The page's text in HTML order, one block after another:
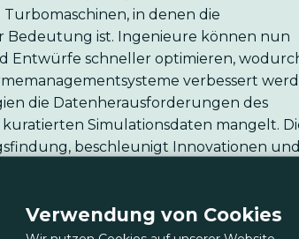
in denen die
Bedeutung ist. Ingenieure können nun
Entwürfe schneller optimieren,
verbessert
die Datenherausforderungen des
Simulationsdaten mangelt.
beschleunigt Innovationen und
die kostengünstige Generierung
prädiktiver Modelle in digitalen
Verwendung von Cookies